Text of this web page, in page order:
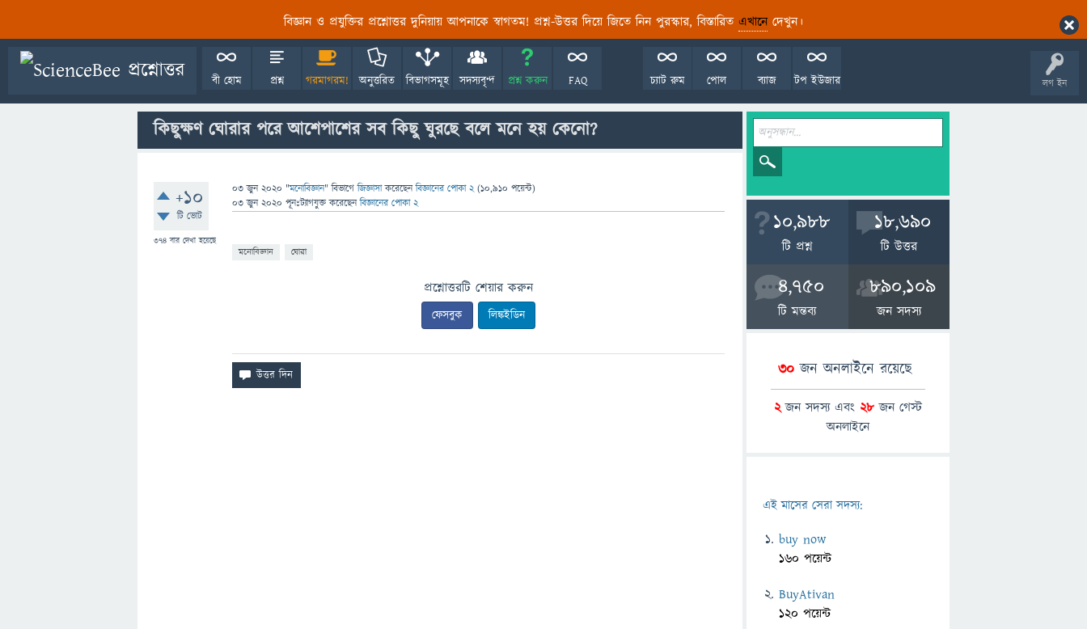
বিজ্ঞান ও প্রযুক্তির প্রশ্নোত্তর দুনিয়ায় আপনাকে স্বাগতম! প্রশ্ন-উত্তর দিয়ে জিতে নিন পুরস্কার, বিস্তারিত এখানেদেখুন।
লগ ইন
বী হোম প্রশ্ন গরমাগরম! অনুত্তরিত বিভাগসমূহ সদস্যবৃন্দ প্রশ্ন করুন FAQ টপ ইউজার
ব্যাজ
পোল
চ্যাট রুম
কিছুক্ষণ ঘোরার পরে আশেপাশের সব কিছু ঘুরছে বলে মনে হয় কেনো?
+10
টি ভোট
374 বার দেখা হয়েছে
03 জুন 2020 "মনোবিজ্ঞান" বিভাগে জিজ্ঞাসাকরেছেনবিজ্ঞানের পোকা 2 (10,910 পয়েন্ট)
03 জুন 2020 পূনঃট্যাগযুক্ত করেছেনবিজ্ঞানের পোকা 2
মনোবিজ্ঞান ঘোরা
প্রশ্নোত্তরটি শেয়ার করুন
ফেসবুক লিঙ্কইডিন
10,988
টি প্রশ্ন
18,690
টি উত্তর
4,750
টি মন্তব্য
890,109
জন সদস্য
30জন অনলাইনে রয়েছে
2জন সদস্য এবং 28 জন গেস্ট
অনলাইনে
এই মাসের সেরা সদস্য:
buy now
160 পয়েন্ট
BuyAtivan
120 পয়েন্ট